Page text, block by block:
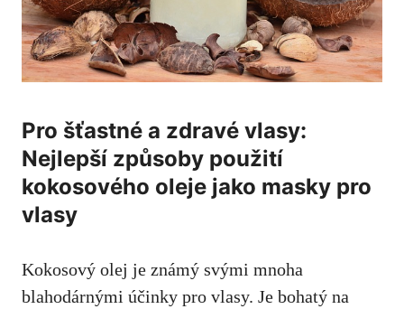
Pro šťastné a zdravé vlasy:
Nejlepší způsoby použití
kokosového oleje jako masky pro
vlasy
Kokosový olej je známý svými mnoha
blahodárnými účinky pro vlasy. Je bohatý na